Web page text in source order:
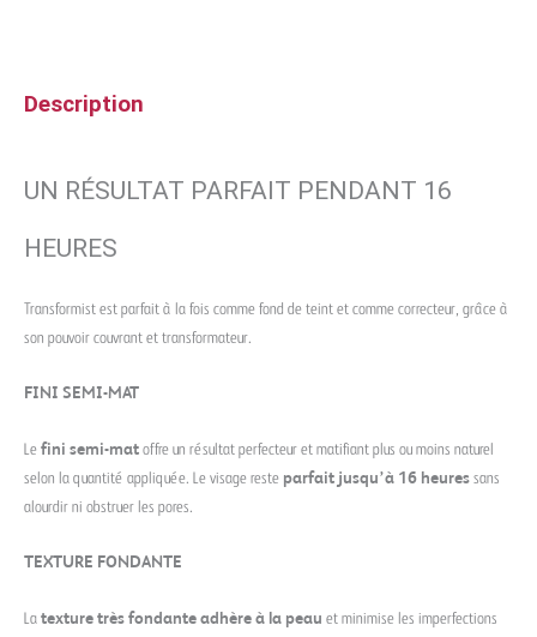
Description
UN RÉSULTAT PARFAIT PENDANT 16
HEURES
Transformist est parfait à la fois comme fond de teint et comme correcteur, grâce à
son pouvoir couvrant et transformateur.
FINI SEMI-MAT
Le fini semi-mat offre un résultat perfecteur et matifiant plus ou moins naturel
selon la quantité appliquée. Le visage reste parfait jusqu’à 16 heures sans
alourdir ni obstruer les pores.
TEXTURE FONDANTE
La texture très fondante adhère à la peau et minimise les imperfections